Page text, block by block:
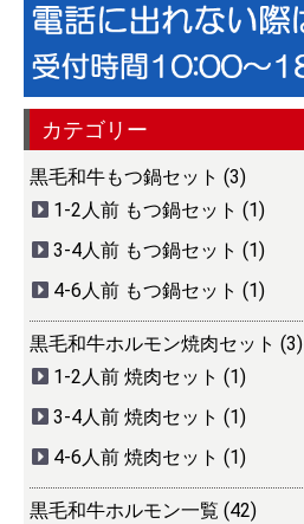
カテゴリー
黒毛和牛もつ鍋セット (3)
1-2人前 もつ鍋セット (1)
3-4人前 もつ鍋セット (1)
4-6人前 もつ鍋セット (1)
黒毛和牛ホルモン焼肉セット (3)
1-2人前 焼肉セット (1)
3-4人前 焼肉セット (1)
4-6人前 焼肉セット (1)
黒毛和牛ホルモン一覧 (42)